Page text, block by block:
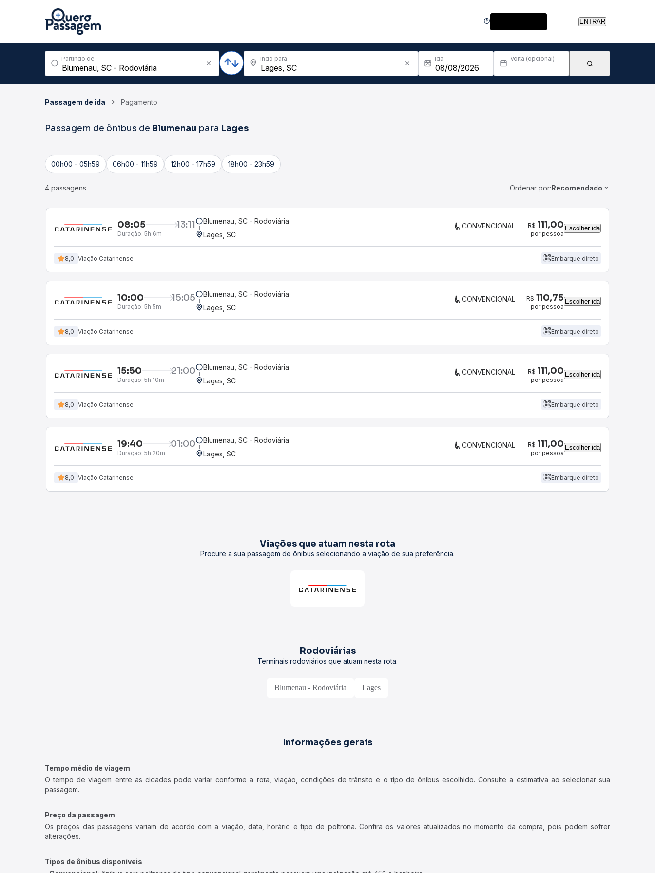
ENTRAR
Partindo de Indo para Ida Volta (opcional)
Passagem de ida Pagamento
Passagem de ônibus de Blumenau para Lages
00h00 - 05h59 06h00 - 11h59 12h00 - 17h59 18h00 - 23h59
4 passagens Ordenar por:Recomendado
08:05 13:11
Duração: 5h 6m
Blumenau, SC - Rodoviária
Lages, SC
CONVENCIONAL R$ 111,00
por pessoa
Escolher ida
8,0 Viação Catarinense Embarque direto
10:00 15:05
Duração: 5h 5m
Blumenau, SC - Rodoviária
Lages, SC
CONVENCIONAL R$ 110,75
por pessoa
Escolher ida
8,0 Viação Catarinense Embarque direto
15:50 21:00
Duração: 5h 10m
Blumenau, SC - Rodoviária
Lages, SC
CONVENCIONAL R$ 111,00
por pessoa
Escolher ida
8,0 Viação Catarinense Embarque direto
19:40 01:00
Duração: 5h 20m
Blumenau, SC - Rodoviária
Lages, SC
CONVENCIONAL R$ 111,00
por pessoa
Escolher ida
8,0 Viação Catarinense Embarque direto
Viações que atuam nesta rota
Procure a sua passagem de ônibus selecionando a viação de sua preferência.
Rodoviárias
Terminais rodoviários que atuam nesta rota.
Blumenau - Rodoviária Lages
Informações gerais
Tempo médio de viagem
O tempo de viagem entre as cidades pode variar conforme a rota, viação, condições de trânsito e o tipo de ônibus escolhido. Consulte a estimativa ao selecionar sua
passagem.
Preço da passagem
Os preços das passagens variam de acordo com a viação, data, horário e tipo de poltrona. Confira os valores atualizados no momento da compra, pois podem sofrer
alterações.
Tipos de ônibus disponíveis